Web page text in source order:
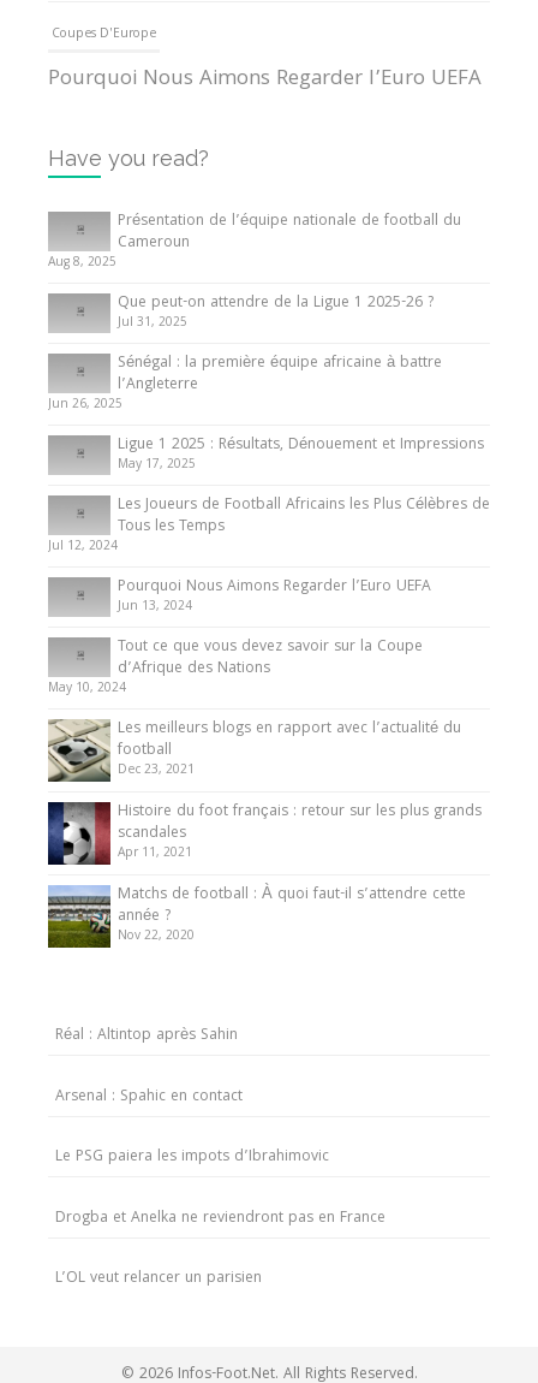
Coupes D'Europe
Pourquoi Nous Aimons Regarder l’Euro UEFA
Internationales
Tout ce que vous devez savoir sur la Coupe
d’Afrique des Nations
10 May 2024
Internationales
Présentation de l’équipe nationale de football
du Cameroun
8 August 2025
Have you read?
Présentation de l’équipe nationale de football du
Cameroun
Aug 8, 2025
Que peut-on attendre de la Ligue 1 2025-26 ?
Jul 31, 2025
Sénégal : la première équipe africaine à battre
l’Angleterre
Jun 26, 2025
Ligue 1 2025 : Résultats, Dénouement et Impressions
May 17, 2025
Les Joueurs de Football Africains les Plus Célèbres de
Tous les Temps
Jul 12, 2024
Pourquoi Nous Aimons Regarder l’Euro UEFA
Jun 13, 2024
Tout ce que vous devez savoir sur la Coupe
d’Afrique des Nations
May 10, 2024
Les meilleurs blogs en rapport avec l’actualité du
football
Dec 23, 2021
Histoire du foot français : retour sur les plus grands
scandales
Apr 11, 2021
Matchs de football : À quoi faut-il s’attendre cette
année ?
Nov 22, 2020
Réal : Altintop après Sahin
Arsenal : Spahic en contact
Le PSG paiera les impots d’Ibrahimovic
Drogba et Anelka ne reviendront pas en France
L’OL veut relancer un parisien
© 2026 Infos-Foot.Net. All Rights Reserved.